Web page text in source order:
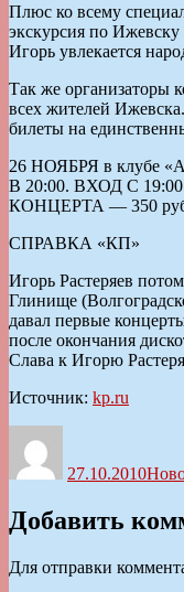
Плюс ко всему
экскурсия по
Игорь увлекается
Так же организаторы
всех жителей
билеты на
26 НОЯБРЯ в клубе
В 20:00. ВХОД С
КОНЦЕРТА — 350
СПРАВКА «КП»
Игорь Растеряев
Глинище
давал первые
после окончания
Слава к Игорю
Источник: kp.ru
27.10.2010
Добавить
Для отправки